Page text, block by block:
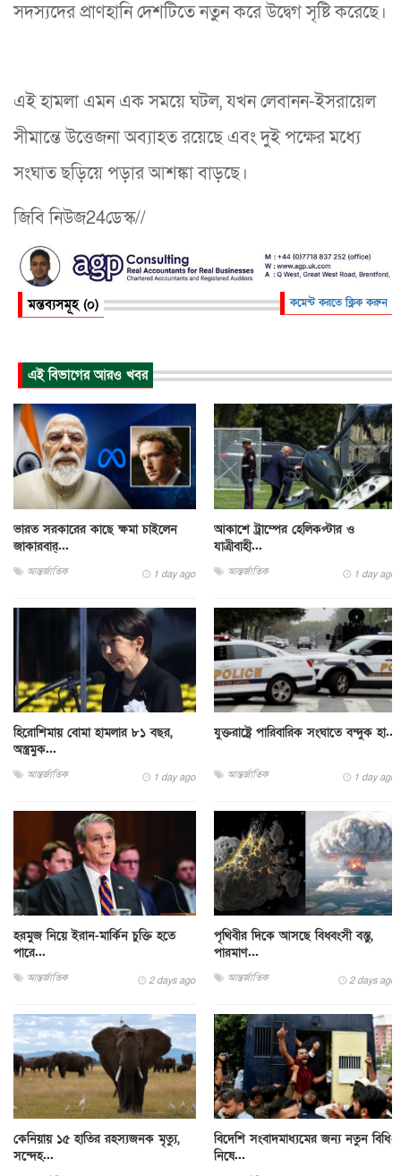
সদস্যদের প্রাণহানি দেশটিতে নতুন করে উদ্বেগ সৃষ্টি করেছে।
এই হামলা এমন এক সময়ে ঘটল, যখন লেবানন-ইসরায়েল
সীমান্তে উত্তেজনা অব্যাহত রয়েছে এবং দুই পক্ষের মধ্যে
সংঘাত ছড়িয়ে পড়ার আশঙ্কা বাড়ছে।
জিবি নিউজ24ডেস্ক//
মন্তব্যসমূহ (০) কমেন্ট করতে ক্লিক করুন
এই বিভাগের আরও খবর
ভারত সরকারের কাছে ক্ষমা চাইলেন
জাকারবার্...
আন্তর্জাতিক 1 day ago
আকাশে ট্রাম্পের হেলিকপ্টার ও
যাত্রীবাহী...
আন্তর্জাতিক 1 day ago
হিরোশিমায় বোমা হামলার ৮১ বছর,
অস্ত্রমুক...
আন্তর্জাতিক 1 day ago
যুক্তরাষ্ট্রে পারিবারিক সংঘাতে বন্দুক হা...
আন্তর্জাতিক 1 day ago
হরমুজ নিয়ে ইরান-মার্কিন চুক্তি হতে
পারে...
আন্তর্জাতিক 2 days ago
পৃথিবীর দিকে আসছে বিধ্বংসী বস্তু,
পারমাণ...
আন্তর্জাতিক 2 days ago
কেনিয়ায় ১৫ হাতির রহস্যজনক মৃত্যু,
সন্দেহ...
বিদেশি সংবাদমাধ্যমের জন্য নতুন বিধি-
নিষে...